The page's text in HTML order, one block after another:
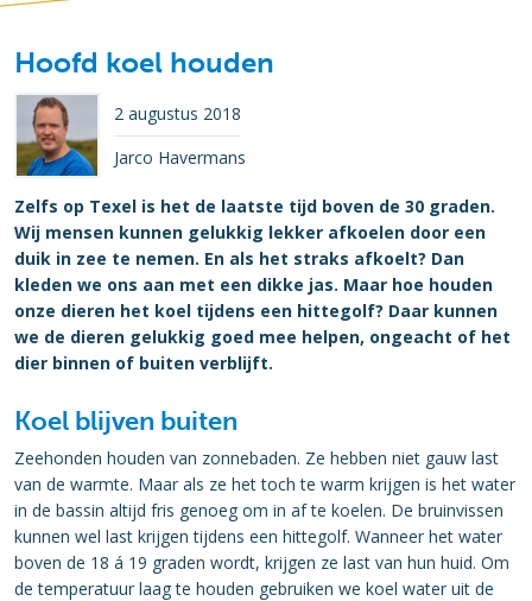
Hoofd koel houden
2 augustus 2018
Jarco Havermans
Zelfs op Texel is het de laatste tijd boven de 30 graden.
Wij mensen kunnen gelukkig lekker afkoelen door een
duik in zee te nemen. En als het straks afkoelt? Dan
kleden we ons aan met een dikke jas. Maar hoe houden
onze dieren het koel tijdens een hittegolf? Daar kunnen
we de dieren gelukkig goed mee helpen, ongeacht of het
dier binnen of buiten verblijft.
Koel blijven buiten
Zeehonden houden van zonnebaden. Ze hebben niet gauw last
van de warmte. Maar als ze het toch te warm krijgen is het water
in de bassin altijd fris genoeg om in af te koelen. De bruinvissen
kunnen wel last krijgen tijdens een hittegolf. Wanneer het water
boven de 18 á 19 graden wordt, krijgen ze last van hun huid. Om
de temperatuur laag te houden gebruiken we koel water uit de